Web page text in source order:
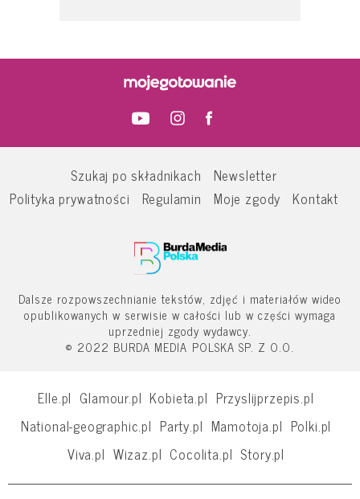
Szukaj po składnikach
Newsletter
Polityka prywatności
Regulamin Moje zgody Kontakt
Dalsze rozpowszechnianie tekstów, zdjęć i materiałów wideo
opublikowanych w serwisie w całości lub w części wymaga
uprzedniej zgody wydawcy.
© 2022 BURDA MEDIA POLSKA SP. Z O.O.
Elle.pl Glamour.pl Kobieta.pl Przyslijprzepis.pl
National-geographic.pl Party.pl Mamotoja.pl Polki.pl
Viva.pl Wizaz.pl Cocolita.pl Story.pl